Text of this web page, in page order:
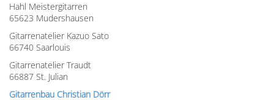
Hahl Meistergitarren
65623 Mudershausen
Gitarrenatelier Kazuo Sato
66740 Saarlouis
Gitarrenatelier Traudt
66887 St. Julian
Gitarrenbau Christian Dörr